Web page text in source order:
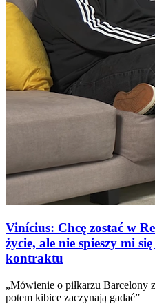
Vinícius: Chcę zostać w
życie, ale nie spieszy mi
kontraktu
„Mówienie o piłkarzu Barcelony
potem kibice zaczynają gadać”